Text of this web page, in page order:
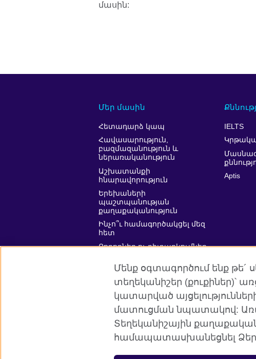
մասին:
Մեր մասին
Հետադարձ կապ
Հավասարություն,
բազմազանություն և
ներառականություն
Աշխատանքի
հնարավորություն
Երեխաների
պաշտպանության
քաղաքականություն
Ինչո՞ւ համագործակցել մեզ
հետ
Բողոքներ ու դիտարկումներ
IELTS
Aptis
Բրիտանական խորհուրդն աշխարհում
© 2026 British Council
Մենք օգտագործում ենք թե´
տեղեկանիշեր (քուքիներ)՝
կատարված
մատուցման նպատակով:
Տեղեկանիշային
համապատասխանեցնել Ձեր